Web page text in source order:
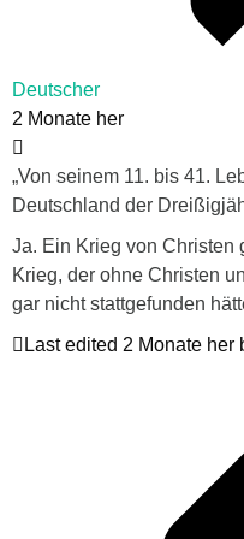
Deutscher
2 Monate her
„Von seinem 11. bis 41.
Deutschland der
Ja. Ein Krieg von Christen
Krieg, der ohne Christen
gar nicht stattgefunden
Last edited 2 Monate her